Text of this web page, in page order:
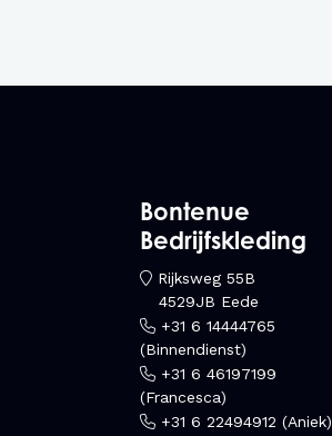
Bontenue
Bedrijfskleding
Rijksweg 55B
4529JB Eede
+31 6 14444765
(Binnendienst)
+31 6 46197199
(Francesca)
+31 6 22494912 (Aniek)